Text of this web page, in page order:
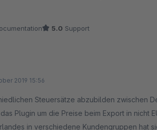
5.0 Support
2019 15:56
Steuersätze abzubilden zwischen
Plugin um die Preise beim Export in nicht
in verschiedene Kundengruppen hat